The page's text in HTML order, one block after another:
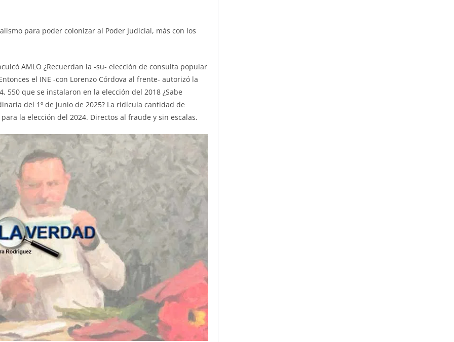
para poder colonizar al Poder Judicial, más con los
AMLO ¿Recuerdan la -su- elección de consulta popular
el INE -con Lorenzo Córdova al frente- autorizó la
550 que se instalaron en la elección del 2018 ¿Sabe
del 1º de junio de 2025? La ridícula cantidad de
la elección del 2024. Directos al fraude y sin escalas.